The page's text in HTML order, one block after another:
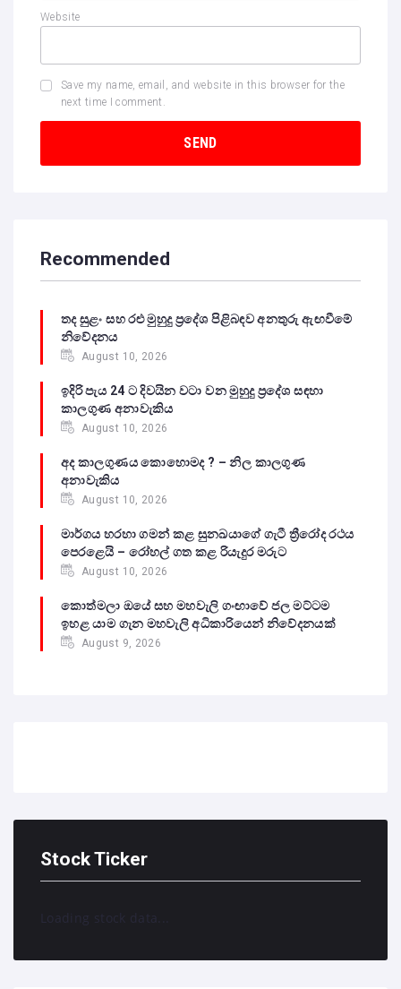
Website
Save my name, email, and website in this browser for the
next time I comment.
Recommended
තද සුළං සහ රළු මුහුදු ප්‍රදේශ පිළිබඳව අනතුරු ඇඟවීමේ
නිවේදනය
August 10, 2026
ඉදිරි පැය 24 ට දිවයින වටා වන මුහුදු ප්‍රදේශ සඳහා
කාලගුණ අනාවැකිය
August 10, 2026
අද කාලගුණය කොහොමද ? – නිල කාලගුණ
අනාවැකිය
August 10, 2026
මාර්ගය හරහා ගමන් කළ සුනඛයාගේ ගැටී ත්‍රීරෝද රථය
පෙරළෙයි – රෝහල් ගත කළ රියැදුර මරුට
August 10, 2026
කොත්මලා ඔයේ සහ මහවැලි ගංඟාවේ ජල මට්ටම
ඉහළ යාම ගැන මහවැලි අධිකාරියෙන් නිවේදනයක්
August 9, 2026
Stock Ticker
Loading stock data...